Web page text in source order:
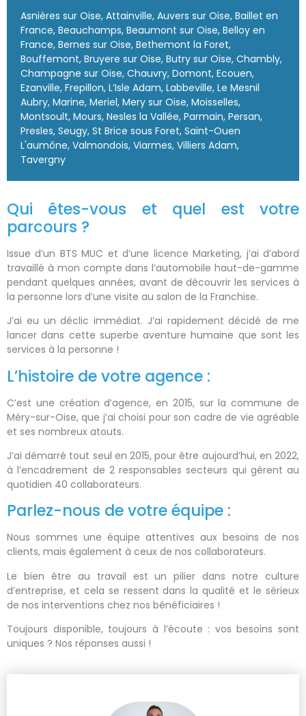
Asnières sur Oise, Attainville, Auvers sur Oise, Baillet en
France, Beauchamps, Beaumont sur Oise, Belloy en
France, Bernes sur Oise, Bethemont la Foret,
Bouffemont, Bruyere sur Oise, Butry sur Oise, Chambly,
Champagne sur Oise, Chauvry, Domont, Ecouen,
Ezanville, Frepillon, L’Isle Adam, Labbeville, Le Mesnil
Aubry, Marine, Meriel, Mery sur Oise, Moisselles,
Montsoult, Mours, Nesles la Vallée, Parmain, Persan,
Presles, Seugy, St Brice sous Foret, Saint-Ouen
L'aumône, Valmondois, Viarmes, Villiers Adam,
Tavergny
Qui êtes-vous et quel est votre
parcours ?
Issue d’un BTS MUC et d’une licence Marketing, j’ai d’abord
travaillé à mon compte dans l’automobile haut-de-gamme
pendant quelques années, avant de découvrir les services à
la personne lors d’une visite au salon de la Franchise.
J’ai eu un déclic immédiat. J’ai rapidement décidé de me
lancer dans cette superbe aventure humaine que sont les
services à la personne !
L’histoire de votre agence :
C’est une création d’agence, en 2015, sur la commune de
Méry-sur-Oise, que j’ai choisi pour son cadre de vie agréable
et ses nombreux atouts.
J’ai démarré tout seul en 2015, pour être aujourd’hui, en 2022,
à l’encadrement de 2 responsables secteurs qui gèrent au
quotidien 40 collaborateurs.
Parlez-nous de votre équipe :
Nous sommes une équipe attentives aux besoins de nos
clients, mais également à ceux de nos collaborateurs.
Le bien être au travail est un pilier dans notre culture
d’entreprise, et cela se ressent dans la qualité et le sérieux
de nos interventions chez nos bénéficiaires !
Toujours disponible, toujours à l’écoute : vos besoins sont
uniques ? Nos réponses aussi !